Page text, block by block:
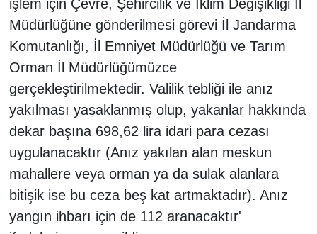
işlem için Çevre, Şehircilik ve İklim Değişikliği İl
Müdürlüğüne gönderilmesi görevi İl Jandarma
Komutanlığı, İl Emniyet Müdürlüğü ve Tarım
Orman İl Müdürlüğümüzce
gerçekleştirilmektedir. Valilik tebliği ile anız
yakılması yasaklanmış olup, yakanlar hakkında
dekar başına 698,62 lira idari para cezası
uygulanacaktır (Anız yakılan alan meskun
mahallere veya orman ya da sulak alanlara
bitişik ise bu ceza beş kat artmaktadır). Anız
yangın ihbarı için de 112 aranacaktır'